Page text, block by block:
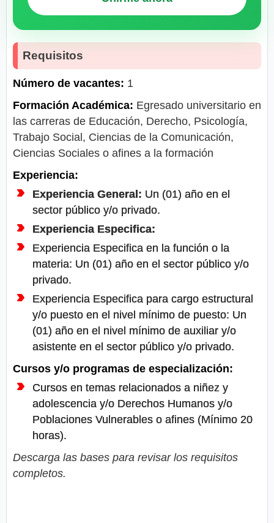
Requisitos
Número de vacantes: 1
Formación Académica: Egresado universitario en
las carreras de Educación, Derecho, Psicología,
Trabajo Social, Ciencias de la Comunicación,
Ciencias Sociales o afines a la formación
Experiencia:
Experiencia General: Un (01) año en el
sector público y/o privado.
Experiencia Especifica:
Experiencia Especifica en la función o la
materia: Un (01) año en el sector público y/o
privado.
Experiencia Especifica para cargo estructural
y/o puesto en el nivel mínimo de puesto: Un
(01) año en el nivel mínimo de auxiliar y/o
asistente en el sector público y/o privado.
Cursos y/o programas de especialización:
Cursos en temas relacionados a niñez y
adolescencia y/o Derechos Humanos y/o
Poblaciones Vulnerables o afines (Mínimo 20
horas).
Descarga las bases para revisar los requisitos
completos.